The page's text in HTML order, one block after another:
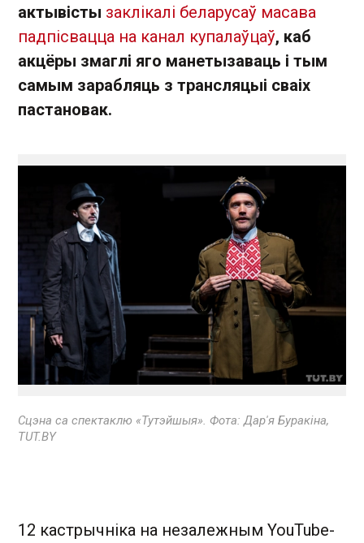
актывісты заклікалі беларусаў масава
падпісвацца на канал купалаўцаў, каб
акцёры змаглі яго манетызаваць і тым
самым зарабляць з трансляцыі сваіх
пастановак.
Сцэна са спектаклю «Тутэйшыя». Фота: Дар'я Буракіна,
TUT.BY
12 кастрычніка на незалежным YouTube-